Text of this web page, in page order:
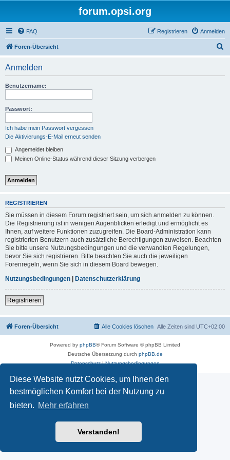
Diese Website nutzt Cookies, um Ihnen den
bestmöglichen Komfort bei der Nutzung zu
bieten. Mehr erfahren
Verstanden!
forum.opsi.org
FAQ Anmelden
Registrieren
Foren-Übersicht
Anmelden
Benutzername:
Passwort:
Ich habe mein Passwort vergessen
Die Aktivierungs-E-Mail erneut senden
Angemeldet bleiben
Meinen Online-Status während dieser Sitzung verbergen
REGISTRIEREN
Sie müssen in diesem Forum registriert sein, um sich anmelden zu können.
Die Registrierung ist in wenigen Augenblicken erledigt und ermöglicht es
Ihnen, auf weitere Funktionen zuzugreifen. Die Board-Administration kann
registrierten Benutzern auch zusätzliche Berechtigungen zuweisen. Beachten
Sie bitte unsere Nutzungsbedingungen und die verwandten Regelungen,
bevor Sie sich registrieren. Bitte beachten Sie auch die jeweiligen
Forenregeln, wenn Sie sich in diesem Board bewegen.
Nutzungsbedingungen | Datenschutzerklärung
Registrieren
Foren-Übersicht Alle Zeiten sind UTC+02:00
Alle Cookies löschen
Powered by phpBB® Forum Software © phpBB Limited
Deutsche Übersetzung durch phpBB.de
Datenschutz|Nutzungsbedingungen